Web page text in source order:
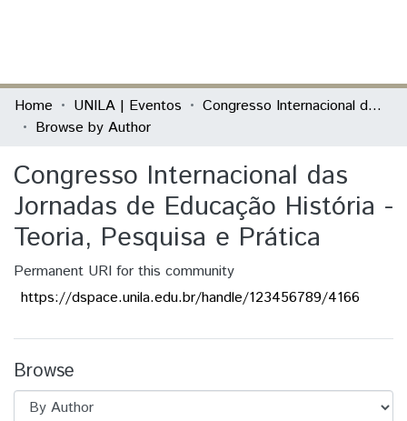
Communities & Collections
All of DSpace
Home UNILA | Eventos
Congresso Internacional das Jornadas de Educação História - Teoria, Pesquisa e Prática
Browse by Author
Congresso Internacional das
Jornadas de Educação História -
Teoria, Pesquisa e Prática
Permanent URI for this community
https://dspace.unila.edu.br/handle/123456789/4166
Browse